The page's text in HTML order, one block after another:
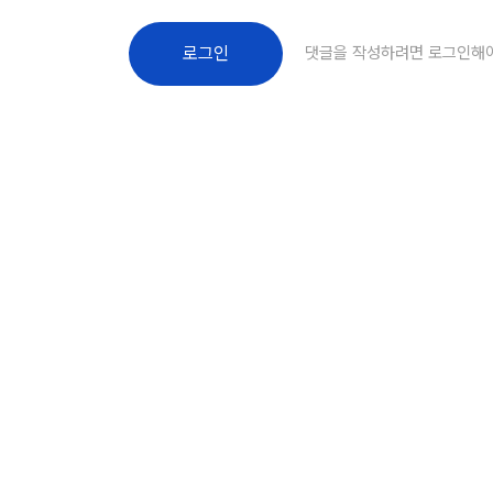
로그인 댓글을 작성하려면 로그인해